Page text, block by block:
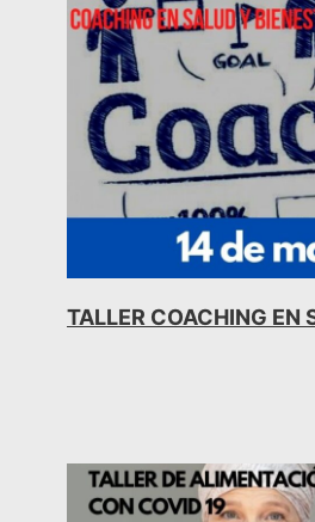
TALLER COACHING EN